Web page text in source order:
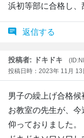
浜初等部に合格し
返信する
投稿者: ドキドキ
投稿日時：2023年 11月 13
男子の繰上げ合格候
お教室の先生が、
仰っておりました。